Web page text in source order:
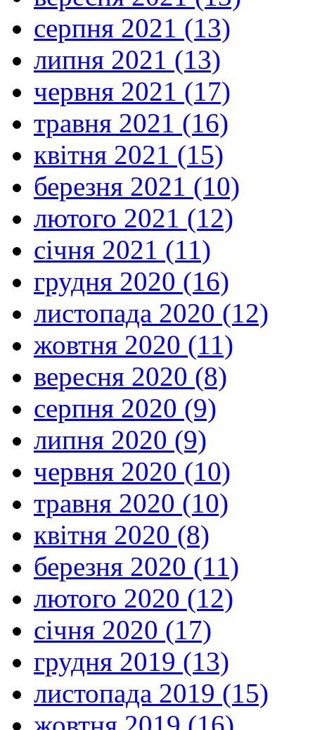
серпня 2021 (13)
липня 2021 (13)
червня 2021 (17)
травня 2021 (16)
квітня 2021 (15)
березня 2021 (10)
лютого 2021 (12)
січня 2021 (11)
грудня 2020 (16)
листопада 2020 (12)
жовтня 2020 (11)
вересня 2020 (8)
серпня 2020 (9)
липня 2020 (9)
червня 2020 (10)
травня 2020 (10)
квітня 2020 (8)
березня 2020 (11)
лютого 2020 (12)
січня 2020 (17)
грудня 2019 (13)
листопада 2019 (15)